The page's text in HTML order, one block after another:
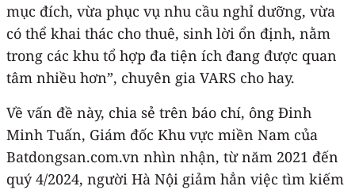
mục đích, vừa phục vụ nhu cầu nghỉ dưỡng, vừa
có thể khai thác cho thuê, sinh lời ổn định, nằm
trong các khu tổ hợp đa tiện ích đang được quan
tâm nhiều hơn”, chuyên gia VARS cho hay.
Về vấn đề này, chia sẻ trên báo chí, ông Đinh
Minh Tuấn, Giám đốc Khu vực miền Nam của
Batdongsan.com.vn nhìn nhận, từ năm 2021 đến
quý 4/2024, người Hà Nội giảm hẳn việc tìm kiếm